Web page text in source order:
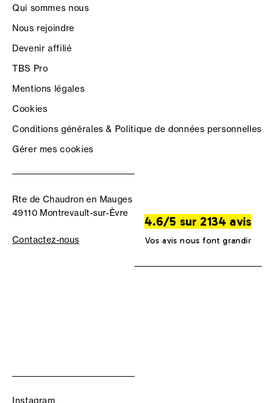
Qui sommes nous
Nous rejoindre
Devenir affilié
TBS Pro
Mentions légales
Cookies
Conditions générales & Politique de données personnelles
Gérer mes cookies
Rte de Chaudron en Mauges
49110 Montrevault-sur-Èvre
Contactez-nous
4.6/5 sur 2134 avis
Vos avis nous font grandir
Instagram